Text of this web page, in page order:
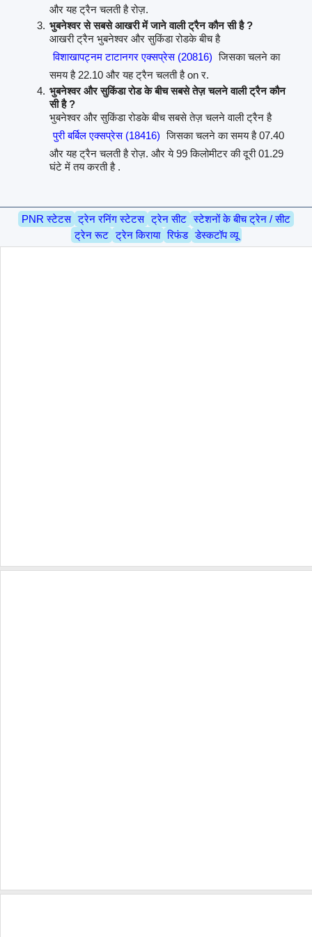
और यह ट्रैन चलती है रोज़.
भुबनेश्वर से सबसे आखरी में जाने वाली ट्रैन कौन सी है ?
आखरी ट्रैन भुबनेश्वर और सुकिंडा रोडके बीच है
विशाखापट्नम टाटानगर एक्सप्रेस (20816) जिसका चलने का
समय है 22.10 और यह ट्रैन चलती है on र.
भुबनेश्वर और सुकिंडा रोड के बीच सबसे तेज़ चलने वाली ट्रैन कौन
सी है ?
भुबनेश्वर और सुकिंडा रोडके बीच सबसे तेज़ चलने वाली ट्रैन है
पुरी बर्बिल एक्सप्रेस (18416) जिसका चलने का समय है 07.40
और यह ट्रैन चलती है रोज़. और ये 99 किलोमीटर की दूरी 01.29
घंटे में तय करती है .
PNR स्टेटस ट्रेन रनिंग स्टेटस ट्रेन सीट स्टेशनों के बीच ट्रेन / सीट
ट्रेन रूट ट्रेन किराया रिफंड डेस्कटॉप व्यू